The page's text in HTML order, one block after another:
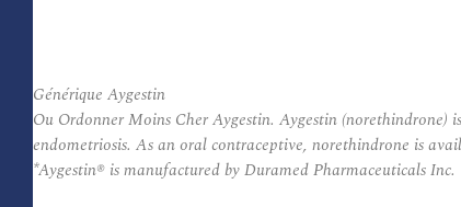
Générique Aygestin
Ou Ordonner Moins Cher Aygestin. Aygestin
endometriosis. As an oral contraceptive, norethindrone is
*Aygestin® is manufactured by Duramed Pharmaceuticals Inc.